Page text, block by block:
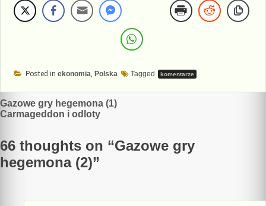
Posted in ekonomia, Polska Tagged komentarze
Nawigacja
wpisu
Gazowe gry hegemona (1)
Carmageddon i odloty
66 thoughts on “Gazowe gry
hegemona (2)”